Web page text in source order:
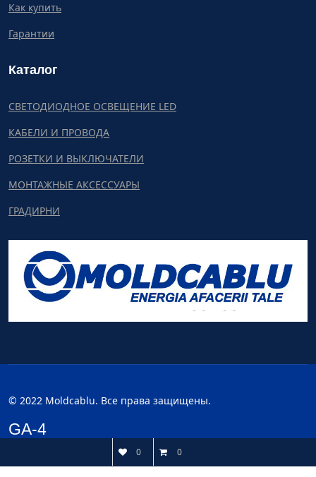
Как купить
Гарантии
Каталог
СВЕТОДИОДНОЕ ОСВЕЩЕНИЕ LED
КАБЕЛИ И ПРОВОДА
РОЗЕТКИ И ВЫКЛЮЧАТЕЛИ
МОНТАЖНЫЕ АКСЕССУАРЫ
ГРАДИРНИ
© 2022 Moldcablu. Все права защищены.
GA-4
0 0